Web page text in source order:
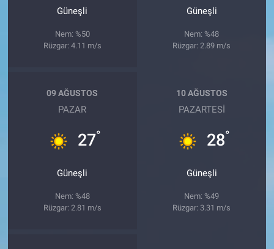
Güneşli
Nem: %50
Rüzgar: 4.11 m/s
Güneşli
Nem: %48
Rüzgar: 2.89 m/s
09 AĞUSTOS
PAZAR
27°
Güneşli
Nem: %48
Rüzgar: 2.81 m/s
10 AĞUSTOS
PAZARTESI
28°
Güneşli
Nem: %49
Rüzgar: 3.31 m/s